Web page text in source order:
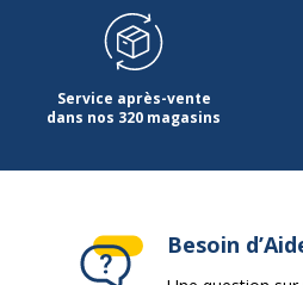
caméra arrière
Correction
fixes de 8 MP
Fusion
HEVC (High
Service après-vente
dans nos 320 magasins
Besoin